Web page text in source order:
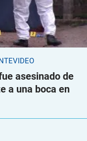
asesinado de
a una boca en